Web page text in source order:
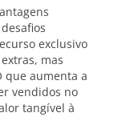
exclusivo
mas
que aumenta a
vendidos no
tangível à